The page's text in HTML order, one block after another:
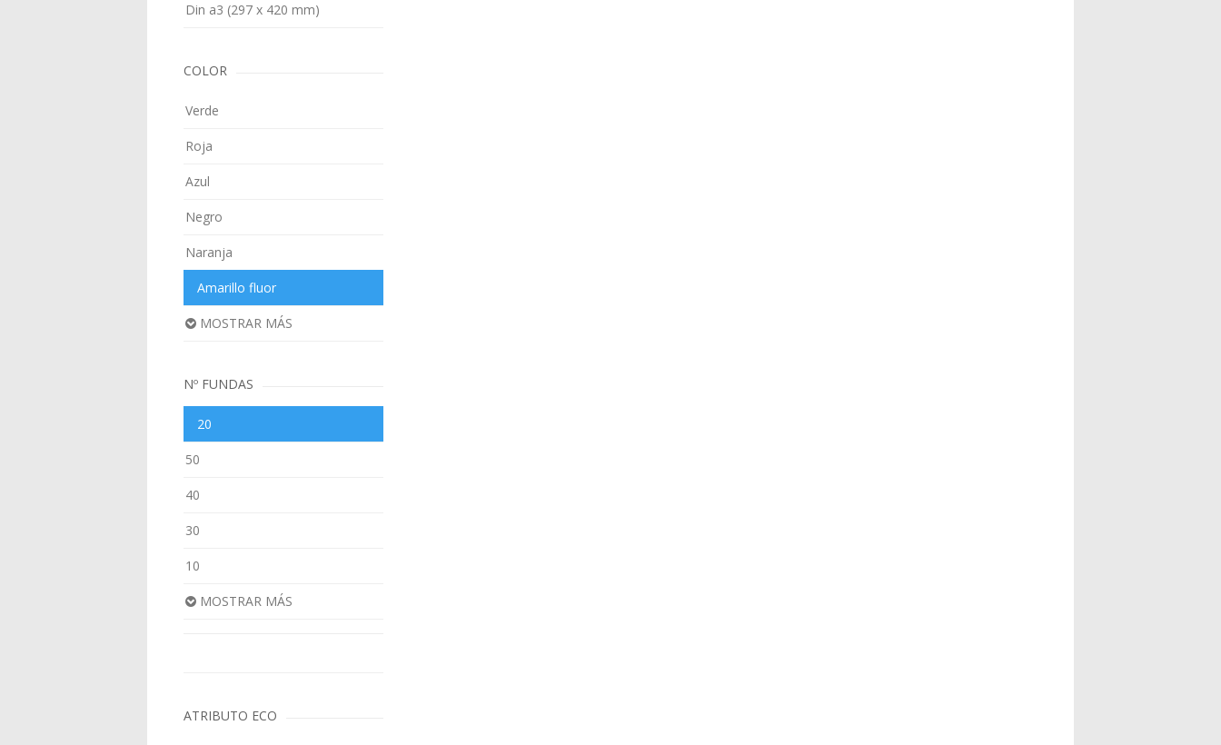
Din a3 (297 x 420 mm)
COLOR
Verde
Roja
Azul
Negro
Naranja
Amarillo fluor
MOSTRAR MÁS
Nº FUNDAS
20
50
40
30
10
MOSTRAR MÁS
ATRIBUTO ECO